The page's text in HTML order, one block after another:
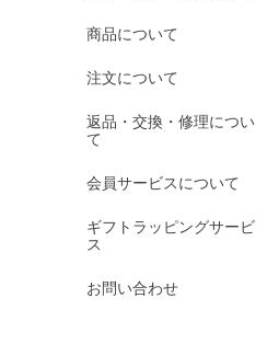
商品について
注文について
返品・交換・修理につい
て
会員サービスについて
ギフトラッピングサービ
ス
お問い合わせ